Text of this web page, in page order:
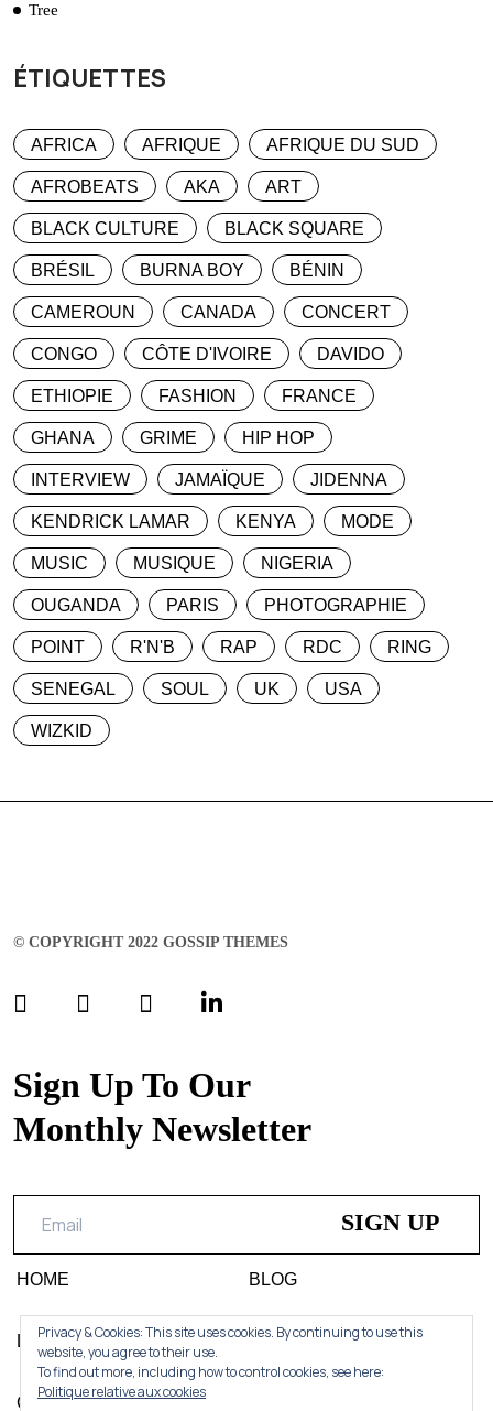
Tree
ÉTIQUETTES
AFRICA AFRIQUE AFRIQUE DU SUD
AFROBEATS AKA ART
BLACK CULTURE BLACK SQUARE
BRÉSIL BURNA BOY BÉNIN
CAMEROUN CANADA CONCERT
CONGO CÔTE D'IVOIRE DAVIDO
ETHIOPIE FASHION FRANCE
GHANA GRIME HIP HOP
INTERVIEW JAMAÏQUE JIDENNA
KENDRICK LAMAR KENYA MODE
MUSIC MUSIQUE NIGERIA
OUGANDA PARIS PHOTOGRAPHIE
POINT R'N'B RAP RDC RING
SENEGAL SOUL UK USA
WIZKID
© COPYRIGHT 2022 GOSSIP THEMES
Sign Up To Our
Monthly Newsletter
HOME BLOG
LIFESTYLE DESIGN
CONTACT
Privacy & Cookies: This site uses cookies. By continuing to use this
website, you agree to their use.
To find out more, including how to control cookies, see here:
Politique relative aux cookies